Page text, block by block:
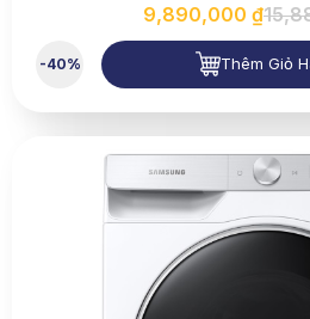
9,890,000 ₫
-40% Thêm Giỏ